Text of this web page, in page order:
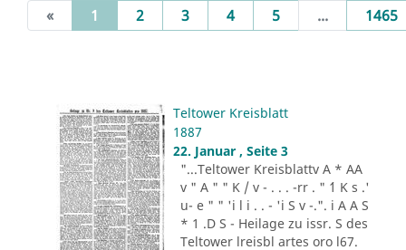
« 1 (current)
2 3 4 5 ... 1465
Teltower Kreisblatt
1887
22. Januar , Seite 3
"...Teltower Kreisblattv A * AA
v " A " " K / v - . . . -rr . " ´1 K s .'
u- e " " 'i l i . . - 'i S v -.". i A A S
* 1 .D S - Heilage zu issr. S des
Teltower lreisbl artes oro l67.